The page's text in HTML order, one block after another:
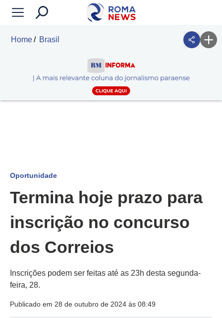
Home Brasil
Oportunidade
Termina hoje prazo para
inscrição no concurso
dos Correios
Inscrições podem ser feitas até as 23h desta segunda-
feira, 28.
Publicado em 28 de outubro de 2024 às 08:49